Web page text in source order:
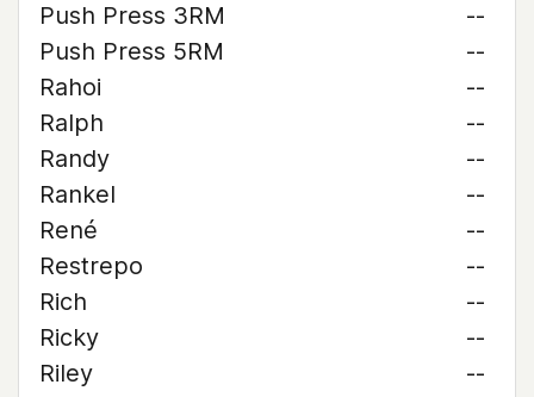
Push Press 3RM
--
Push Press 5RM
--
Rahoi
--
Ralph
--
Randy
--
Rankel
--
René
--
Restrepo
--
Rich
--
Ricky
--
Riley
--